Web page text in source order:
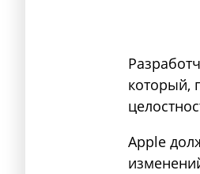
который,
Apple